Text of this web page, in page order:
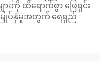
ထိရောက်စွာ ဖြေရှင်း
းမြှုပ်နှံမှုအတွက် ရေရှည်